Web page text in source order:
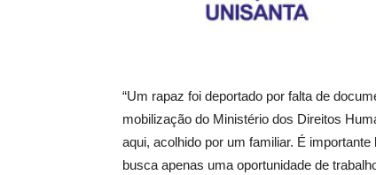
“Um rapaz foi deportado por falta de
mobilização do Ministério dos Direitos
aqui, acolhido por um familiar. É
busca apenas uma oportunidade de